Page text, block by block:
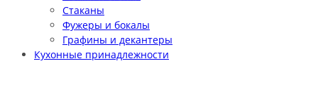
Стаканы
Фужеры и бокалы
Графины и декантеры
Кухонные принадлежности